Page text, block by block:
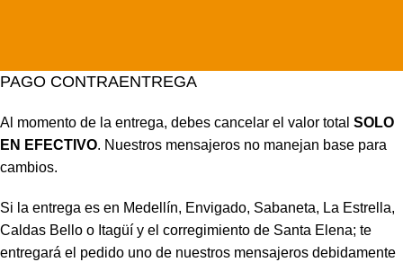
PAGO CONTRAENTREGA
Al momento de la entrega, debes cancelar el valor total SOLO
EN EFECTIVO. Nuestros mensajeros no manejan base para
cambios.
Si la entrega es en Medellín, Envigado, Sabaneta, La Estrella,
Caldas Bello o Itagüí y el corregimiento de Santa Elena; te
entregará el pedido uno de nuestros mensajeros debidamente